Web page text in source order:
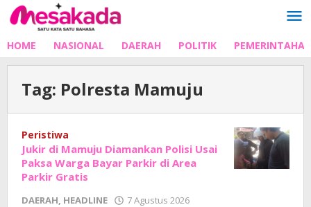
Lewati
ke
HOME NASIONAL DAERAH POLITIK
Tag: Polresta Mamuju
Peristiwa
Jukir di Mamuju Diamankan Polisi Usai
Paksa Warga Bayar Parkir di Area
Parkir Gratis
DAERAH, HEADLINE 7 Agustus 2026